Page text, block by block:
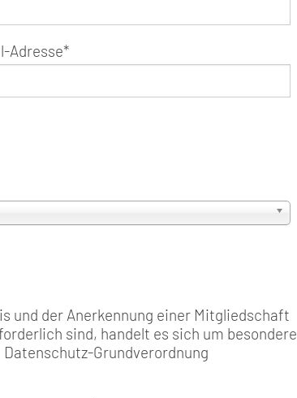
Adresse*
und der Anerkennung einer Mitgliedschaft
sind, handelt es sich um besondere
Grundverordnung